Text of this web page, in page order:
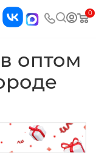
0
оптом